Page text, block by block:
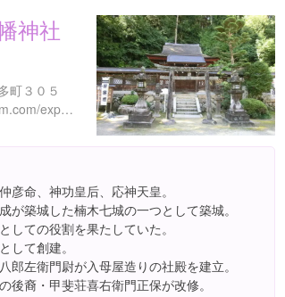
神社
町３０５
https://www.instagram.com/explore/locations/460252648
彦命、神功皇后、応神天皇。
が築城した楠木七城の一つとして築城。
しての役割を果たしていた。
して創建。
郎左衛門尉が入母屋造りの社殿を建立。
後裔・甲斐荘喜右衛門正保が改修。